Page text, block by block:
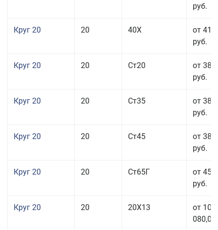
руб.
Круг 20 20 40Х
от 41
руб.
Круг 20 20 Ст20
от 38
руб.
Круг 20 20 Ст35
от 38
руб.
Круг 20 20 Ст45
от 38
руб.
Круг 20 20 Ст65Г
от 45
руб.
Круг 20 20 20Х13
от 103
080,00